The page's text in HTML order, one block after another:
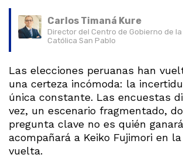
Carlos Timaná Kure
Director del Centro de Gobierno de
Católica San Pablo
Las elecciones peruanas han
una certeza incómoda: la
única constante. Las encuestas
vez, un escenario fragmentado,
pregunta clave no es quién
acompañará a Keiko Fujimori en
vuelta.